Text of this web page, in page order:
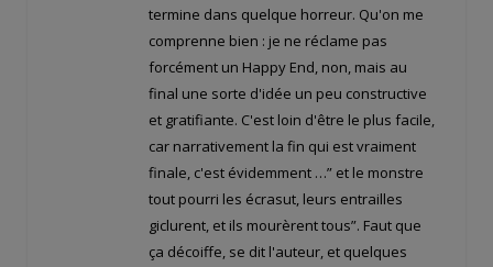
termine dans quelque horreur. Qu'on me
comprenne bien : je ne réclame pas
forcément un Happy End, non, mais au
final une sorte d'idée un peu constructive
et gratifiante. C'est loin d'être le plus facile,
car narrativement la fin qui est vraiment
finale, c'est évidemment …” et le monstre
tout pourri les écrasut, leurs entrailles
giclurent, et ils mourèrent tous”. Faut que
ça décoiffe, se dit l'auteur, et quelques